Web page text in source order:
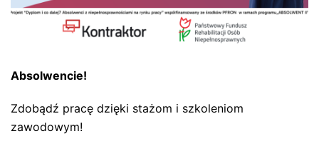
Absolwencie!
Zdobądź pracę dzięki stażom i szkoleniom
zawodowym!